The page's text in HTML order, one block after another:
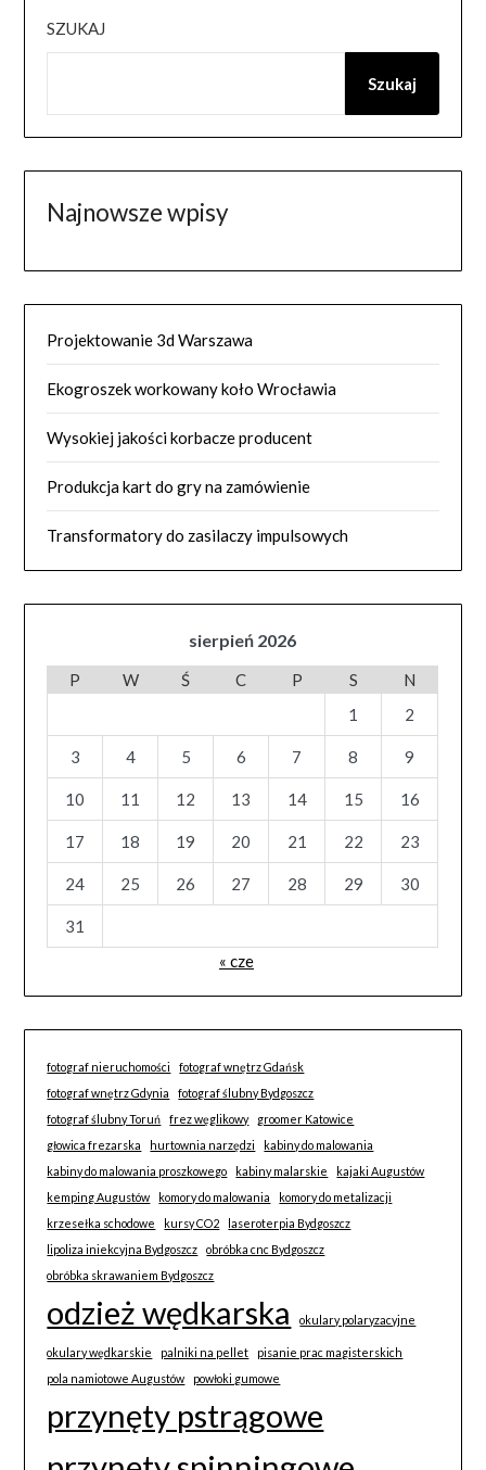
SZUKAJ
Szukaj
Najnowsze wpisy
Projektowanie 3d Warszawa
Ekogroszek workowany koło Wrocławia
Wysokiej jakości korbacze producent
Produkcja kart do gry na zamówienie
Transformatory do zasilaczy impulsowych
sierpień 2026
P W Ś C P S
N
1
2
3 4 5 6 7 8 9
10 11 12 13 14 15 16
17 18 19 20 21 22 23
24 25 26 27 28 29 30
31
« cze
fotograf nieruchomości
fotograf wnętrz Gdańsk
fotograf wnętrz Gdynia
fotograf ślubny Bydgoszcz
fotograf ślubny Toruń
frez węglikowy
groomer Katowice
głowica frezarska
hurtownia narzędzi
kabiny do malowania
kabiny do malowania proszkowego
kabiny malarskie
kajaki Augustów
kemping Augustów
komory do malowania
komory do metalizacji
krzesełka schodowe
kursy CO2
laseroterpia Bydgoszcz
lipoliza iniekcyjna Bydgoszcz
obróbka cnc Bydgoszcz
obróbka skrawaniem Bydgoszcz
odzież wędkarska okulary polaryzacyjne
okulary wędkarskie palniki na pellet
pisanie prac magisterskich
pola namiotowe Augustów
powłoki gumowe
przynęty pstrągowe